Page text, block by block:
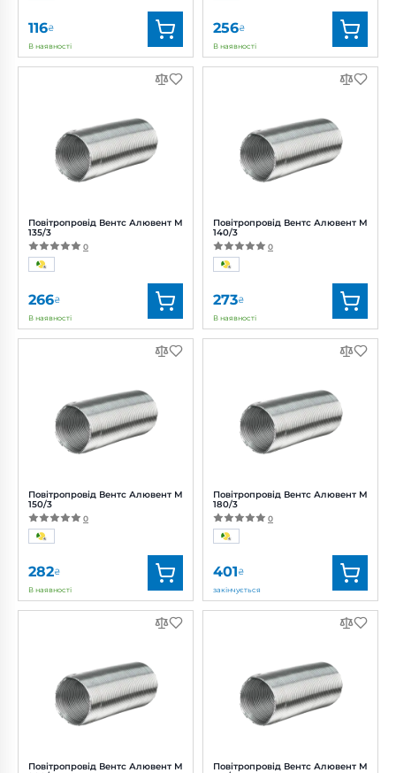
116₴
В наявності
Вентс
130 мм
256₴
В наявності
Вентс
130 мм
Повітропровід Вентс Алювент М
135/3
0
266₴
В наявності
Вентс
135 мм
Повітропровід Вентс Алювент М
140/3
0
273₴
В наявності
Вентс
140 мм
Повітропровід Вентс Алювент М
150/3
0
282₴
В наявності
Вентс
150 мм
Повітропровід Вентс Алювент М
180/3
0
401₴
закінчується
Вентс
180 мм
Повітропровід Вентс Алювент М
Повітропровід Вентс Алювент М